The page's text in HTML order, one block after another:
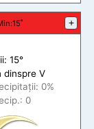
:15˚ +
15°
dinspre V
itații: 0%
0